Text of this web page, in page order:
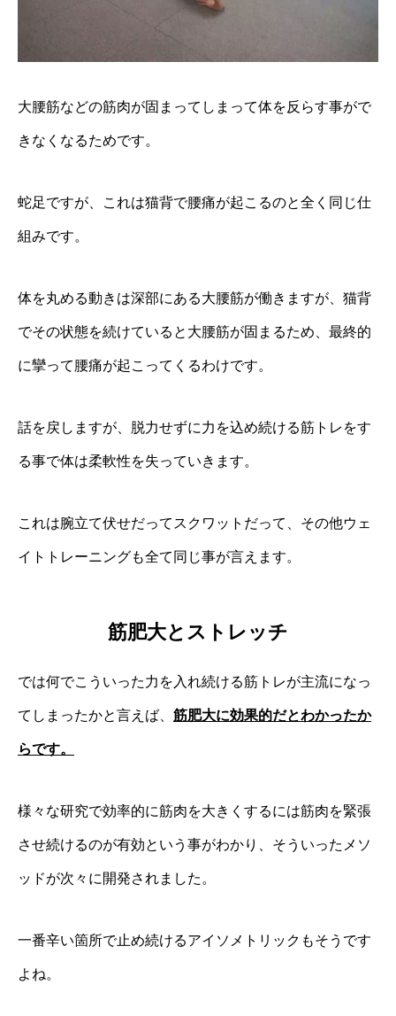
大腰筋などの筋肉が固まってしまって体を反らす事がで
きなくなるためです。
蛇足ですが、これは猫背で腰痛が起こるのと全く同じ仕
組みです。
体を丸める動きは深部にある大腰筋が働きますが、猫背
でその状態を続けていると大腰筋が固まるため、最終的
に攣って腰痛が起こってくるわけです。
話を戻しますが、脱力せずに力を込め続ける筋トレをす
る事で体は柔軟性を失っていきます。
これは腕立て伏せだってスクワットだって、その他ウェ
イトトレーニングも全て同じ事が言えます。
筋肥大とストレッチ
では何でこういった力を入れ続ける筋トレが主流になっ
てしまったかと言えば、 筋肥大に効果的だとわかったか
らです。
様々な研究で効率的に筋肉を大きくするには筋肉を緊張
させ続けるのが有効という事がわかり、そういったメソ
ッドが次々に開発されました。
一番辛い箇所で止め続けるアイソメトリックもそうです
よね。